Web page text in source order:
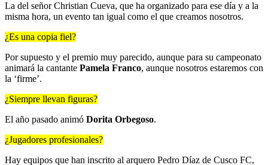
La del señor Christian Cueva, que ha organizado para ese día y a la
misma hora, un evento tan igual como el que creamos nosotros.
¿Es una copia fiel?
Por supuesto y el premio muy parecido, aunque para su campeonato
animará la cantante Pamela Franco, aunque nosotros estaremos con
la ‘firme’.
¿Siempre llevan figuras?
El año pasado animó Dorita Orbegoso.
¿Jugadores profesionales?
Hay equipos que han inscrito al arquero Pedro Díaz de Cusco FC,